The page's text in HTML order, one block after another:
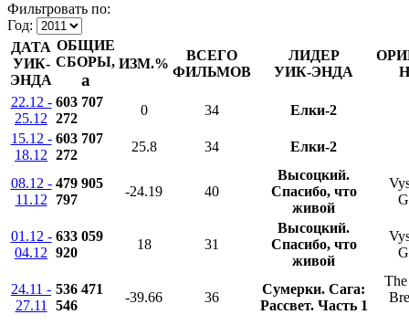
Фильтровать по:
Год:
ДАТА
УИК-
ЭНДА
ОБЩИЕ
СБОРЫ,
a
ИЗМ.%
ВСЕГО
ФИЛЬМОВ
ЛИДЕР
УИК-ЭНДА
22.12 -
25.12
603 707
272
0 34
Елки-2
15.12 -
18.12
603 707
272
25.8 34 Елки-2
08.12 -
11.12
479 905
797
-24.19 40
Высоцкий.
Спасибо, что
живой
01.12 -
04.12
633 059
920
18 31
Высоцкий.
Спасибо, что
живой
24.11 -
27.11
536 471
546
-39.66 36
Сумерки. Сага:
Рассвет. Часть 1